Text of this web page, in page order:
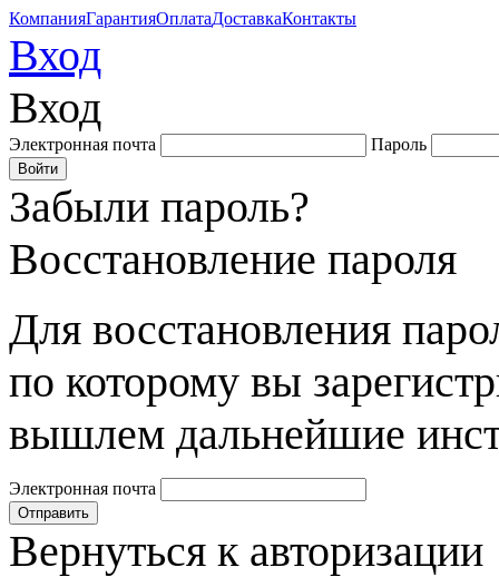
КомпанияГарантияОплатаДоставкаКонтакты
Вход
Вход
Электронная почта Пароль
Забыли пароль?
Восстановление пароля
Для восстановления
по которому вы
вышлем дальнейшие
Электронная почта
Вернуться к авторизации